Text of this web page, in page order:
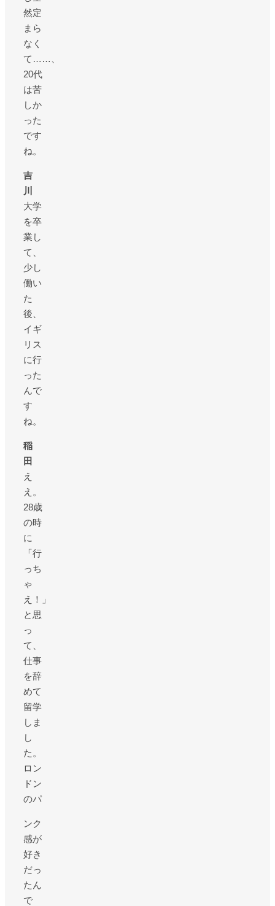
然定
まら
なく
て……、
20代
は苦
しか
った
です
ね。
吉
川
大学
を卒
業し
て、
少し
働い
た
後、
イギ
リス
に行
った
んで
す
ね。
稲
田
え
え。
28歳
の時
に
「行
っち
ゃ
え！」
と思
っ
て、
仕事
を辞
めて
留学
しま
し
た。
ロン
ドン
のパ
ンク
感が
好き
だっ
たん
で